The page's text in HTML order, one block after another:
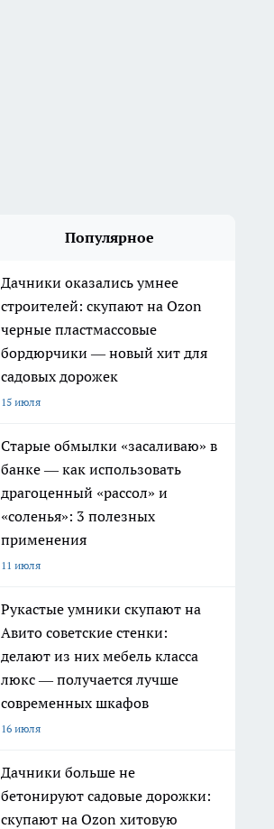
Популярное
Дачники оказались умнее
строителей: скупают на Ozon
черные пластмассовые
бордюрчики — новый хит для
садовых дорожек
15 июля
Старые обмылки «засаливаю» в
банке — как использовать
драгоценный «рассол» и
«соленья»: 3 полезных
применения
11 июля
Рукастые умники скупают на
Авито советские стенки:
делают из них мебель класса
люкс — получается лучше
современных шкафов
16 июля
Дачники больше не
бетонируют садовые дорожки:
скупают на Ozon хитовую